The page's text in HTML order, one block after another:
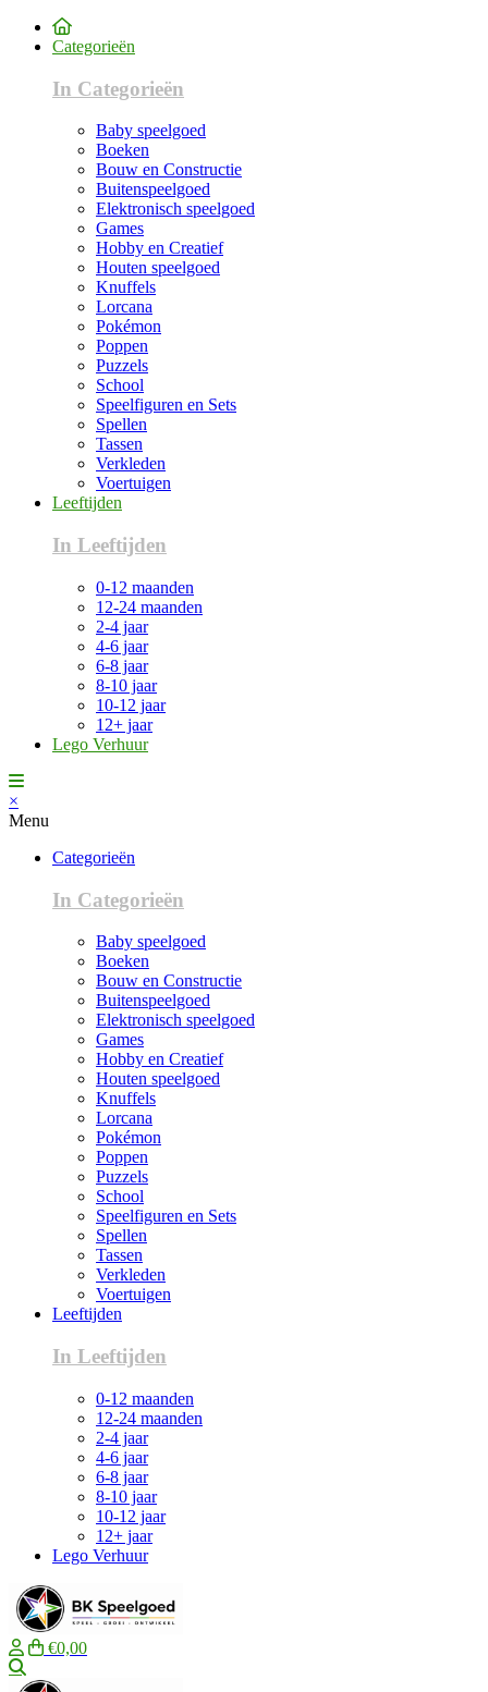
Categorieën
In Categorieën
Baby speelgoed
Boeken
Bouw en Constructie
Buitenspeelgoed
Elektronisch speelgoed
Games
Hobby en Creatief
Houten speelgoed
Knuffels
Lorcana
Pokémon
Poppen
Puzzels
School
Speelfiguren en Sets
Spellen
Tassen
Verkleden
Voertuigen
Leeftijden
In Leeftijden
0-12 maanden
12-24 maanden
2-4 jaar
4-6 jaar
6-8 jaar
8-10 jaar
10-12 jaar
12+ jaar
Lego Verhuur
×
Menu
Categorieën
In Categorieën
Baby speelgoed
Boeken
Bouw en Constructie
Buitenspeelgoed
Elektronisch speelgoed
Games
Hobby en Creatief
Houten speelgoed
Knuffels
Lorcana
Pokémon
Poppen
Puzzels
School
Speelfiguren en Sets
Spellen
Tassen
Verkleden
Voertuigen
Leeftijden
In Leeftijden
0-12 maanden
12-24 maanden
2-4 jaar
4-6 jaar
6-8 jaar
8-10 jaar
10-12 jaar
12+ jaar
Lego Verhuur
€0,00